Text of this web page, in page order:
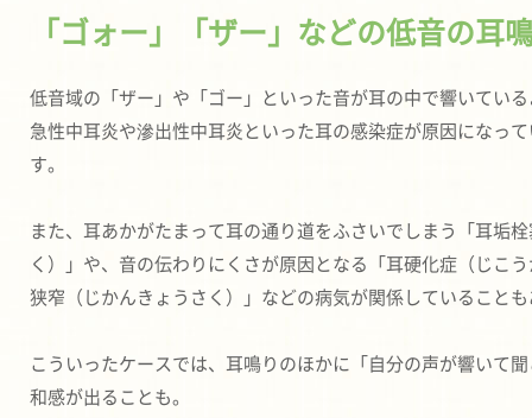
「ゴォー」「ザー」などの低音の耳
低音域の「ザー」や「ゴー」といった音が耳の中で響いてい
急性中耳炎や滲出性中耳炎といった耳の感染症が原因になっ
す。
また、耳あかがたまって耳の通り道をふさいでしまう「耳垢
く）」や、音の伝わりにくさが原因となる「耳硬化症（じこ
狭窄（じかんきょうさく）」などの病気が関係していること
こういったケースでは、耳鳴りのほかに「自分の声が響いて
和感が出ることも。